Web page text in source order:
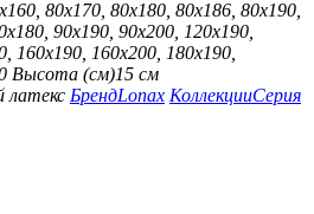
80х170, 80х180, 80х186, 80х190,
90х190, 90х200, 120х190,
160х190, 160х200, 180х190,
Высота (см)15 см
латекс БрендLonax КоллекцииСерия